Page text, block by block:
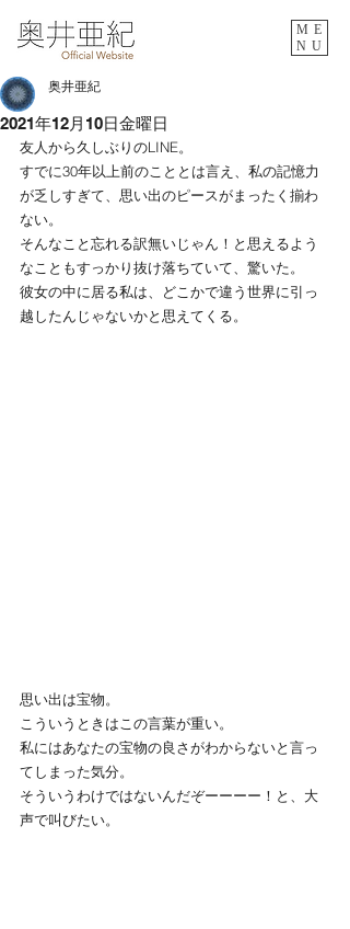
ME
NU
2021年12月10日金曜日
奥井亜紀
友人から久しぶりのLINE。
すでに30年以上前のこととは言え、私の記憶力
が乏しすぎて、思い出のピースがまったく揃わ
ない。
そんなこと忘れる訳無いじゃん！と思えるよう
なこともすっかり抜け落ちていて、驚いた。
彼女の中に居る私は、どこかで違う世界に引っ
越したんじゃないかと思えてくる。
思い出は宝物。
こういうときはこの言葉が重い。
私にはあなたの宝物の良さがわからないと言っ
てしまった気分。
そういうわけではないんだぞーーーー！と、大
声で叫びたい。